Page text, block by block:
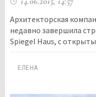
Архитекторская
недавно завершила
Spiegel Haus, с
ЕЛЕНА